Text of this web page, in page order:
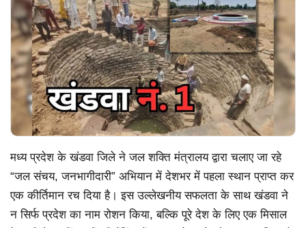
मध्य प्रदेश के खंडवा जिले ने जल शक्ति मंत्रालय द्वारा चलाए जा रहे
“जल संचय, जनभागीदारी” अभियान में देशभर में पहला स्थान प्राप्त कर
एक कीर्तिमान रच दिया है। इस उल्लेखनीय सफलता के साथ खंडवा ने
न सिर्फ प्रदेश का नाम रोशन किया, बल्कि पूरे देश के लिए एक मिसाल